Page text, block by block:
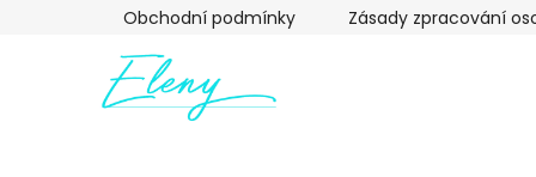
Obchodní podmínky Zásady zpracování